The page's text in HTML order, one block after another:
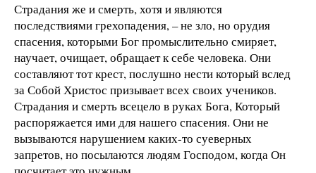
Страдания же и смерть, хотя и являются
последствиями грехопадения, – не зло, но орудия
спасения, которыми Бог промыслительно смиряет,
научает, очищает, обращает к себе человека. Они
составляют тот крест, послушно нести который вслед
за Собой Христос призывает всех своих учеников.
Страдания и смерть всецело в руках Бога, Который
распоряжается ими для нашего спасения. Они не
вызываются нарушением каких-то суеверных
запретов, но посылаются людям Господом, когда Он